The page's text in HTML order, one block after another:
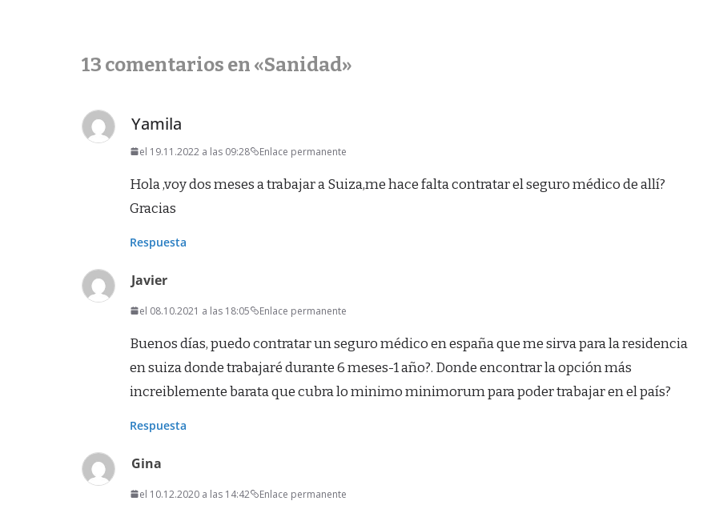
13 comentarios en «Sanidad»
Yamila
el 19.11.2022 a las 09:28 Enlace permanente
Hola ,voy dos meses a trabajar a Suiza,me hace falta contratar el seguro médico de allí?
Gracias
Respuesta
Javier
el 08.10.2021 a las 18:05 Enlace permanente
Buenos días, puedo contratar un seguro médico en españa que me sirva para la residencia
en suiza donde trabajaré durante 6 meses-1 año?. Donde encontrar la opción más
increiblemente barata que cubra lo minimo minimorum para poder trabajar en el país?
Respuesta
Gina
el 10.12.2020 a las 14:42 Enlace permanente